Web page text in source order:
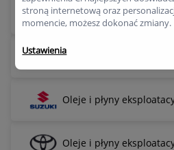
Oleje i płyny
Oleje i płyny
Oleje i płyny
Oleje i płyny
stroną internetową oraz
momencie, możesz dokonać zmiany.
Ustawienia